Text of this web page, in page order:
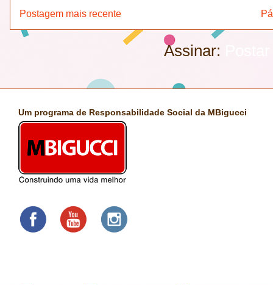
Postagem mais recente
Assinar:
Um programa de Responsabilidade Social da MBigucci